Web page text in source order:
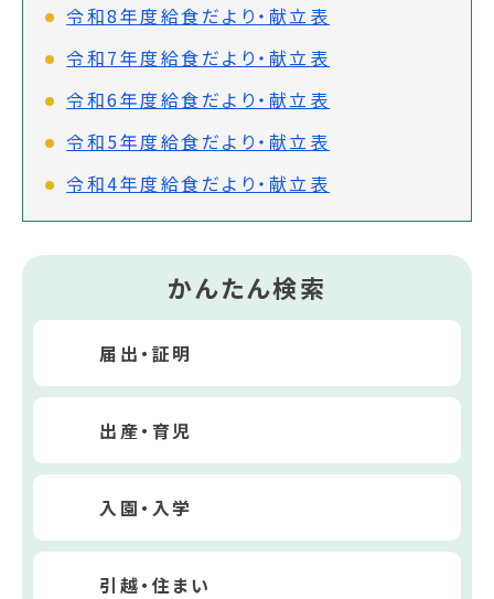
令和8年度給食だより・献立表
令和7年度給食だより・献立表
令和6年度給食だより・献立表
令和5年度給食だより・献立表
令和4年度給食だより・献立表
かんたん検索
届出・証明
出産・育児
入園・入学
引越・住まい